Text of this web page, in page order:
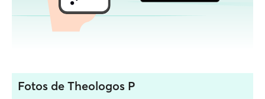
Fotos de Theologos P